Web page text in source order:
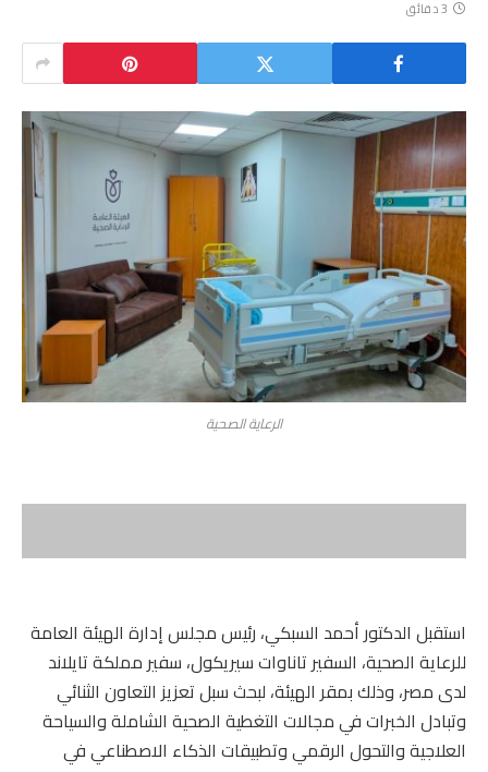
3 دقائق
الرعاية الصحية
استقبل الدكتور أحمد السبكي، رئيس مجلس إدارة الهيئة العامة
للرعاية الصحية، السفير تاناوات سيريكول، سفير مملكة تايلاند
لدى مصر، وذلك بمقر الهيئة، لبحث سبل تعزيز التعاون الثنائي
وتبادل الخبرات في مجالات التغطية الصحية الشاملة والسياحة
العلاجية والتحول الرقمي وتطبيقات الذكاء الاصطناعي في